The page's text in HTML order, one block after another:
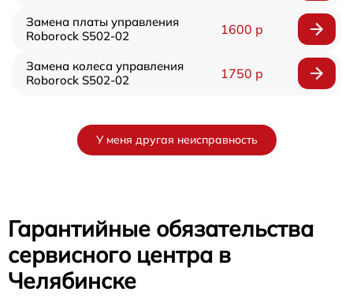
Замена платы управления
Roborock S502-02
1600 р
Замена колеса управления
Roborock S502-02
1750 р
У меня другая неисправность
Гарантийные обязательства
сервисного центра в
Челябинске